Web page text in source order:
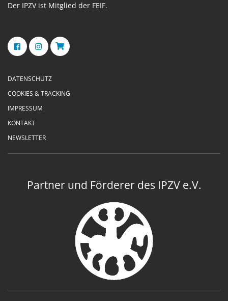
Der IPZV ist Mitglied der FEIF.
DATENSCHUTZ
COOKIES & TRACKING
IMPRESSUM
KONTAKT
NEWSLETTER
Partner und Förderer des IPZV e.V.